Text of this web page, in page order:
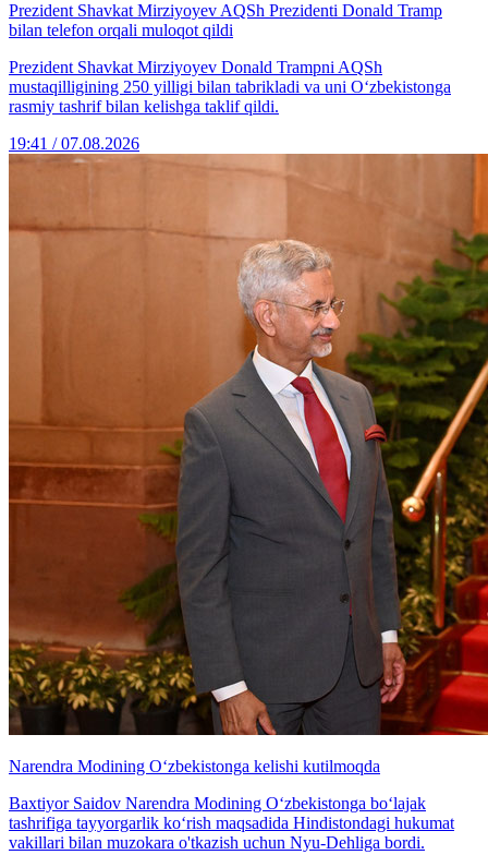
Prezident Shavkat Mirziyoyev AQSh Prezidenti Donald Tramp
bilan telefon orqali muloqot qildi
Prezident Shavkat Mirziyoyev Donald Trampni AQSh
mustaqilligining 250 yilligi bilan tabrikladi va uni O‘zbekistonga
rasmiy tashrif bilan kelishga taklif qildi.
19:41 / 07.08.2026
Narendra Modining O‘zbekistonga kelishi kutilmoqda
Baxtiyor Saidov Narendra Modining O‘zbekistonga bo‘lajak
tashrifiga tayyorgarlik ko‘rish maqsadida Hindistondagi hukumat
vakillari bilan muzokara o'tkazish uchun Nyu-Dehliga bordi.